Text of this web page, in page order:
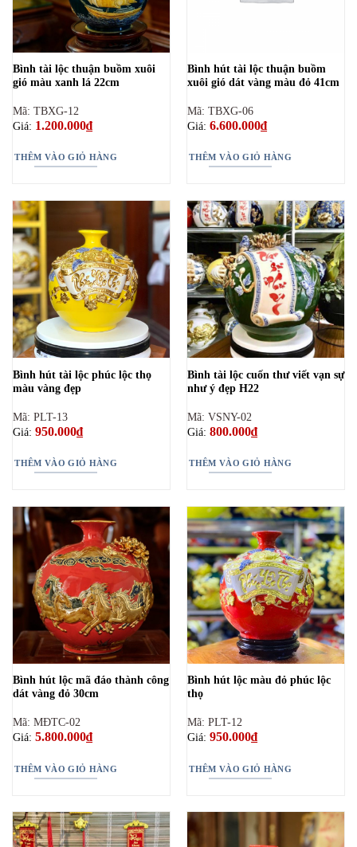
Bình tài lộc thuận buồm xuôi
gió màu xanh lá 22cm
Mã: TBXG-12
Giá: 1.200.000₫
THÊM VÀO GIỎ HÀNG
Bình hút tài lộc thuận buồm
xuôi gió dát vàng màu đỏ 41cm
Mã: TBXG-06
Giá: 6.600.000₫
THÊM VÀO GIỎ HÀNG
Bình hút tài lộc phúc lộc thọ
màu vàng đẹp
Mã: PLT-13
Giá: 950.000₫
THÊM VÀO GIỎ HÀNG
Bình tài lộc cuốn thư viết vạn sự
như ý đẹp H22
Mã: VSNY-02
Giá: 800.000₫
THÊM VÀO GIỎ HÀNG
Bình hút lộc mã đáo thành công
dát vàng đỏ 30cm
Mã: MĐTC-02
Giá: 5.800.000₫
THÊM VÀO GIỎ HÀNG
Bình hút lộc màu đỏ phúc lộc
thọ
Mã: PLT-12
Giá: 950.000₫
THÊM VÀO GIỎ HÀNG